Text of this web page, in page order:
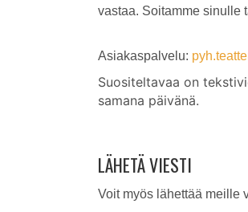
vastaa. Soitamme sinulle
Asiakaspalvelu:
Suositeltavaa on
samana päivänä.
LÄHETÄ VIESTI
Voit myös lähettää meille